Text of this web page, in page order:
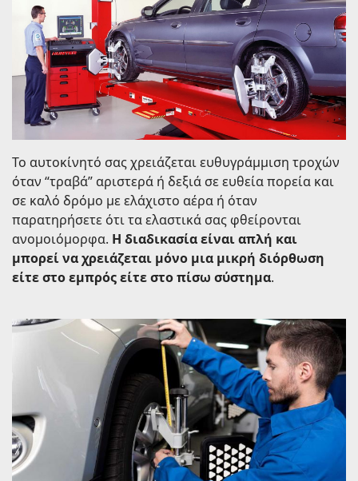
Το αυτοκίνητό σας χρειάζεται ευθυγράμμιση τροχών
όταν “τραβά” αριστερά ή δεξιά σε ευθεία πορεία και
σε καλό δρόμο με ελάχιστο αέρα ή όταν
παρατηρήσετε ότι τα ελαστικά σας φθείρονται
ανομοιόμορφα. Η διαδικασία είναι απλή και
μπορεί να χρειάζεται μόνο μια μικρή διόρθωση
είτε στο εμπρός είτε στο πίσω σύστημα.